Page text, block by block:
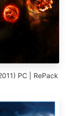
PC | RePack